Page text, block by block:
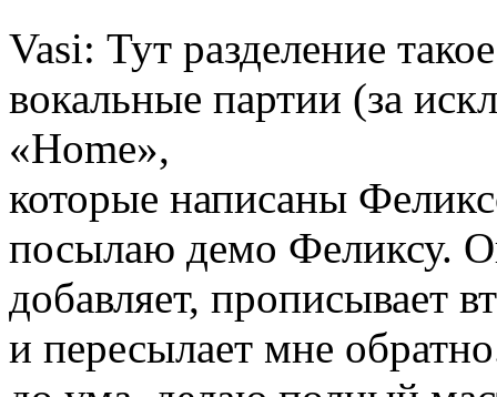
Vasi: Тут разделение
вокальные партии (за
«Home»,
которые написаны
посылаю демо Феликсу.
добавляет, прописывает
и пересылает мне